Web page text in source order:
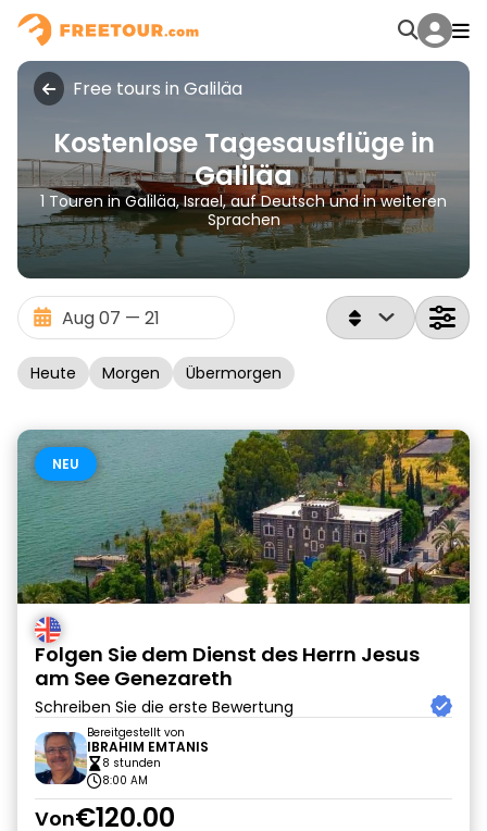
Free tours in Galiläa
Kostenlose Tagesausflüge in
Galiläa
1 Touren in Galiläa, Israel, auf Deutsch und in weiteren
Sprachen
Heute Morgen Übermorgen
NEU
Folgen Sie dem Dienst des Herrn Jesus
am See Genezareth
Schreiben Sie die erste Bewertung
Bereitgestellt von
IBRAHIM EMTANIS
8 stunden
8:00 AM
Von€120.00